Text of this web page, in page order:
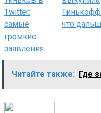
Twitter:
самые
громкие
заявления
что
Читайте также: Где